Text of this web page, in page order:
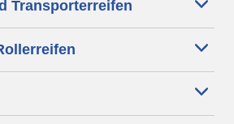
Transporterreifen